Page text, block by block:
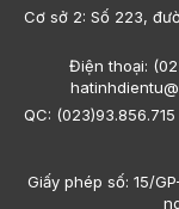
Cơ sở 2: Số 223,
Điện thoại:
QC:
Giấy phép số: 15/